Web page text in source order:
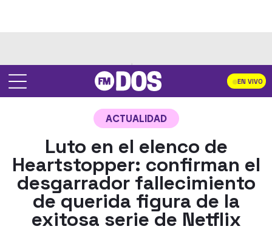
EN VIVO
ACTUALIDAD
Luto en el elenco de
Heartstopper: confirman el
desgarrador fallecimiento
de querida figura de la
exitosa serie de Netflix